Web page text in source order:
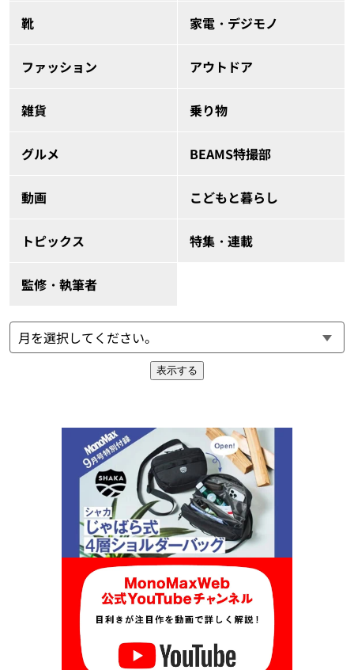
靴 家電・デジモノ
ファッション アウトドア
雑貨 乗り物
グルメ BEAMS特撮部
動画 こどもと暮らし
トピックス 特集・連載
監修・執筆者
表示する